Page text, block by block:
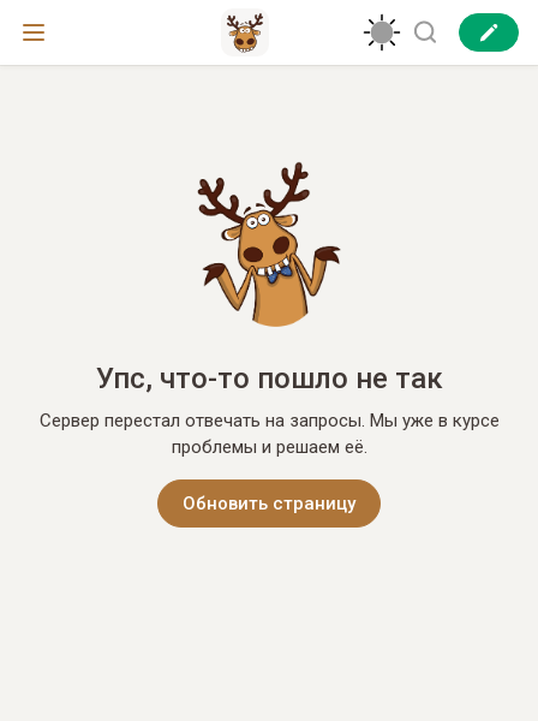
Упс, что-то пошло не так
Сервер перестал отвечать на запросы. Мы уже в курсе
проблемы и решаем её.
Обновить страницу